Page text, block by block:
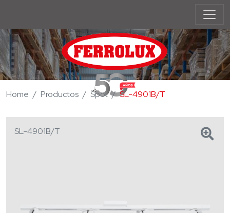
Home Productos Spot SL-4901B/T
SL-4901B/T